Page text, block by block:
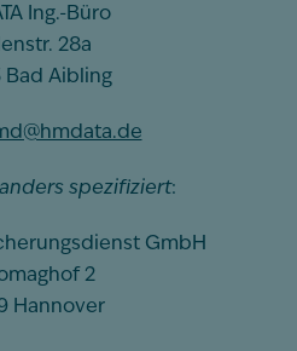
Ing.-Büro
28a
Bad Aibling
spezifiziert:
GmbH
2
Hannover